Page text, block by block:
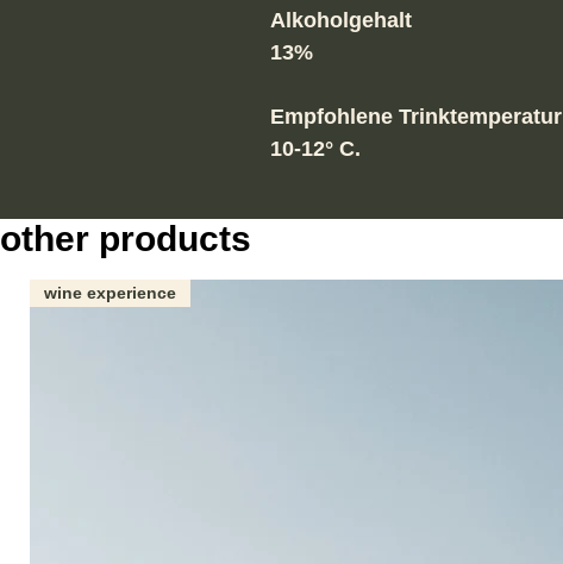
Alkoholgehalt
13%
Empfohlene Trinktemperatur
10-12° C.
other products
wine experience